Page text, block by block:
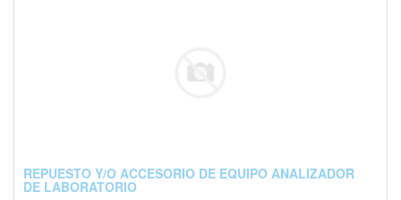
REPUESTO Y/O ACCESORIO DE EQUIPO ANALIZADOR
DE LABORATORIO